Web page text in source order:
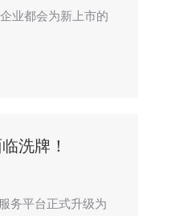
业都会为新上市的
洗牌！
务平台正式升级为